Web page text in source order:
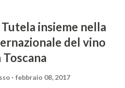
insieme nella
del vino
febbraio 08, 2017